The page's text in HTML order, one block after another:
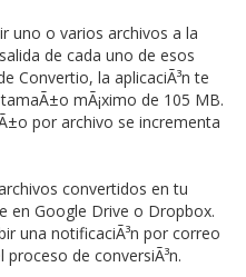
uno o varios archivos a la
de cada uno de esos
Convertio, la aplicaciÃ³n te
mÃ¡ximo de 105 MB.
por archivo se incrementa
convertidos en tu
en Google Drive o Dropbox.
una notificaciÃ³n por correo
de conversiÃ³n.